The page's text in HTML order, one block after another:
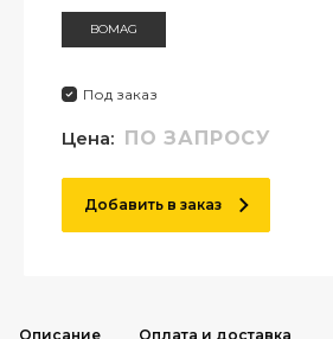
BOMAG
Под заказ
Цена: ПО ЗАПРОСУ
Добавить в заказ
Описание Оплата и доставка